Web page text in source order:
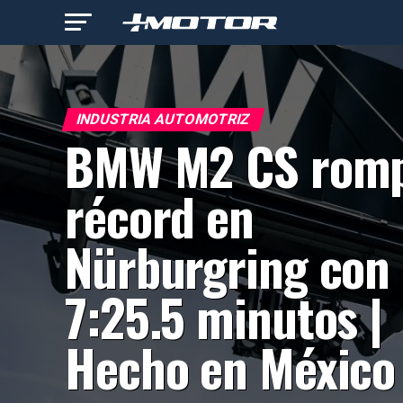
INDUSTRIA AUTOMOTRIZ
BMW M2 CS
récord en
Nürburgring con
7:25.5 minutos |
Hecho en México